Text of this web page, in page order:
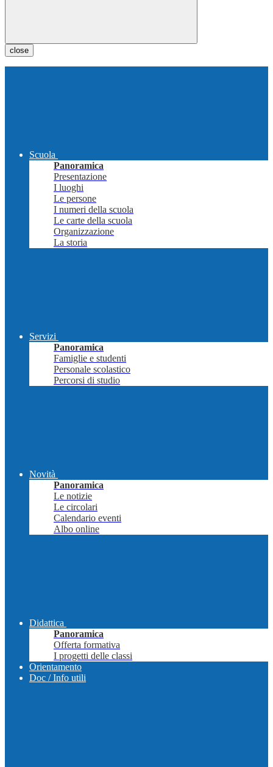
close
Scuola
Panoramica
Presentazione
I luoghi
Le persone
I numeri della scuola
Le carte della scuola
Organizzazione
La storia
Servizi
Panoramica
Famiglie e studenti
Personale scolastico
Percorsi di studio
Novità
Panoramica
Le notizie
Le circolari
Calendario eventi
Albo online
Didattica
Panoramica
Offerta formativa
I progetti delle classi
Orientamento
Doc / Info utili